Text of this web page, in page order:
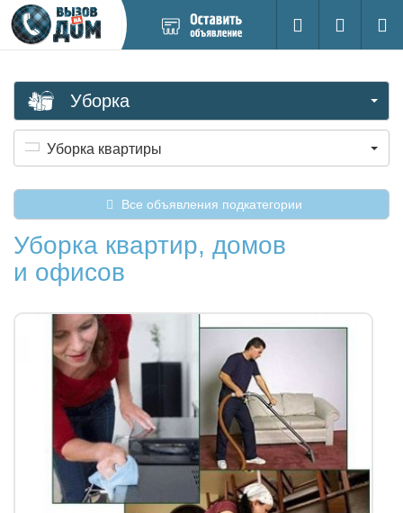
новое
Поиск
Вход на
Уборка
Уборка квартиры
Все объявления подкатегории
Уборка квартир, домов
и офисов